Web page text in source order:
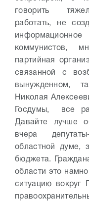
говорить
работать, не
коммунистов,
партийная
связанной с
вынужденном,
Николая
Госдумы, все
Давайте лучше
вчера
областной думе,
бюджета.
области это
ситуацию вокруг